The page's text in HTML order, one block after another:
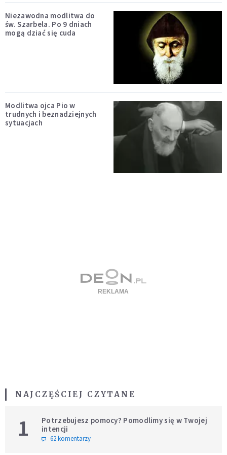
Niezawodna modlitwa do
św. Szarbela. Po 9 dniach
mogą dziać się cuda
Modlitwa ojca Pio w
trudnych i beznadziejnych
sytuacjach
NAJCZĘŚCIEJ CZYTANE
1
Potrzebujesz pomocy? Pomodlimy się w Twojej
intencji
62 komentarzy